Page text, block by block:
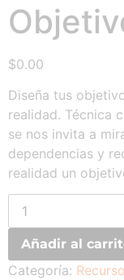
$0.00
Diseña tus
realidad. Técnica
se nos invita a
dependencias y
realidad un
Añadir al
Categoría: